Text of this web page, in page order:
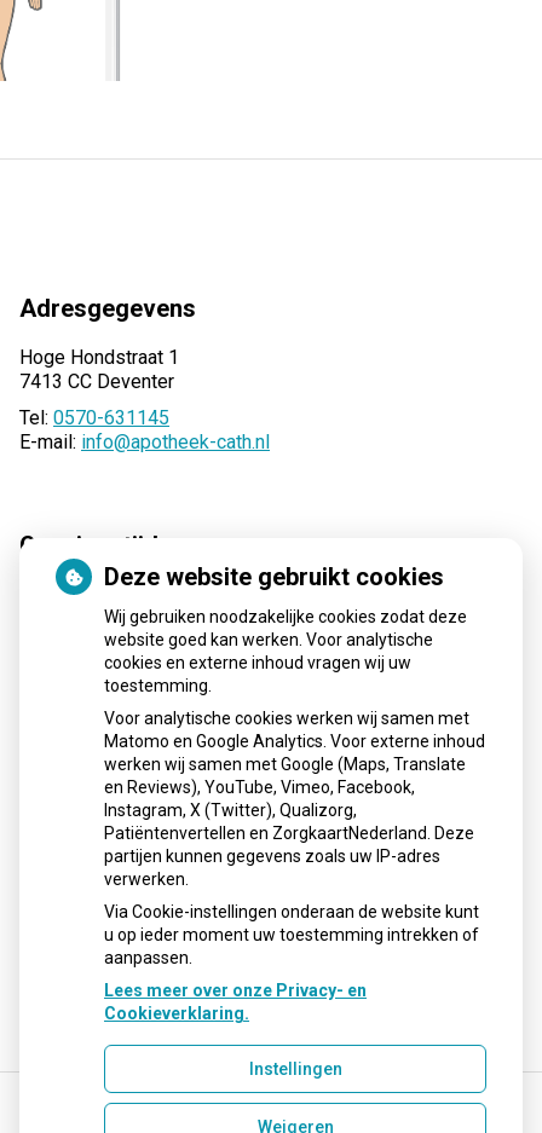
Adresgegevens
Hoge Hondstraat 1
7413 CC Deventer
Tel: 0570-631145
E-mail: info@apotheek-cath.nl
Openingstijden
Maandag:
08:00 - 17:30
Woensdag:
08:00 - 17:30
Donderdag:
08:00 - 17:30
Sinds huisartsen afslankmedicijnen mogen voorschrijven,
neemt gebruik toe
Deze website gebruikt cookies
Wij gebruiken noodzakelijke cookies zodat deze
website goed kan werken. Voor analytische
cookies en externe inhoud vragen wij uw
toestemming.
Voor analytische cookies werken wij samen met
Matomo en Google Analytics. Voor externe inhoud
werken wij samen met Google (Maps, Translate
en Reviews), YouTube, Vimeo, Facebook,
Instagram, X (Twitter), Qualizorg,
Patiëntenvertellen en ZorgkaartNederland. Deze
partijen kunnen gegevens zoals uw IP-adres
verwerken.
Via Cookie-instellingen onderaan de website kunt
u op ieder moment uw toestemming intrekken of
aanpassen.
Lees meer over onze Privacy- en
Cookieverklaring.
Instellingen
Weigeren